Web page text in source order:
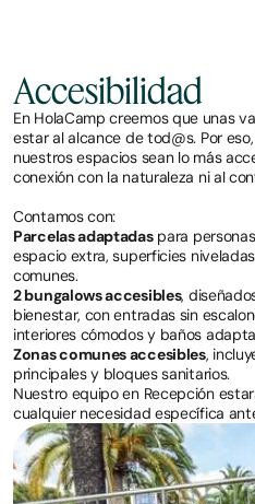
Accesibilidad
En HolaCamp creemos que unas
estar al alcance de tod@s. Por
nuestros espacios sean lo más
conexión con la naturaleza ni al
Contamos con:
Parcelas adaptadaspara
espacio extra, superficies
comunes.
2 bungalows accesibles,
bienestar, con entradas sin
interiores cómodos y baños
Zonas comunes accesibles,
principales y bloques sanitarios.
Nuestro equipo en Recepción
cualquier necesidad específica